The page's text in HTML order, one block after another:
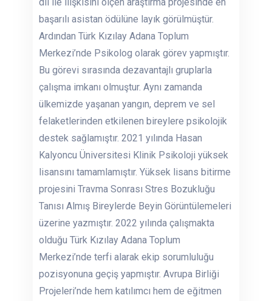
başarılı asistan ödülüne layık görülmüştür.
Ardından Türk Kızılay Adana Toplum
Merkezi’nde Psikolog olarak görev yapmıştır.
Bu görevi sırasında dezavantajlı gruplarla
çalışma imkanı olmuştur. Aynı zamanda
ülkemizde yaşanan yangın, deprem ve sel
felaketlerinden etkilenen bireylere psikolojik
destek sağlamıştır. 2021 yılında Hasan
Kalyoncu Üniversitesi Klinik Psikoloji yüksek
lisansını tamamlamıştır. Yüksek lisans bitirme
projesini Travma Sonrası Stres Bozukluğu
Tanısı Almış Bireylerde Beyin Görüntülemeleri
üzerine yazmıştır. 2022 yılında çalışmakta
olduğu Türk Kızılay Adana Toplum
Merkezi’nde terfi alarak ekip sorumluluğu
pozisyonuna geçiş yapmıştır. Avrupa Birliği
Projeleri’nde hem katılımcı hem de eğitmen